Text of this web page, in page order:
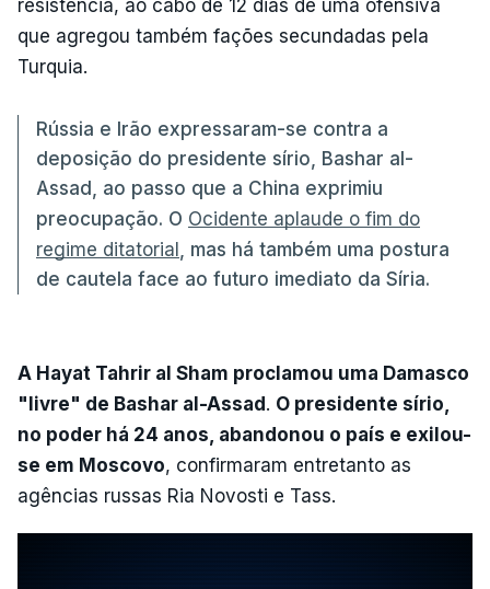
resistência, ao cabo de 12 dias de uma ofensiva
que agregou também fações secundadas pela
Turquia.
Rússia e Irão expressaram-se contra a
deposição do presidente sírio, Bashar al-
Assad, ao passo que a China exprimiu
preocupação. O Ocidente aplaude o fim do
regime ditatorial , mas há também uma postura
de cautela face ao futuro imediato da Síria.
A Hayat Tahrir al Sham proclamou uma Damasco
"livre" de Bashar al-Assad. O presidente sírio,
no poder há 24 anos, abandonou o país e exilou-
se em Moscovo, confirmaram entretanto as
agências russas Ria Novosti e Tass.